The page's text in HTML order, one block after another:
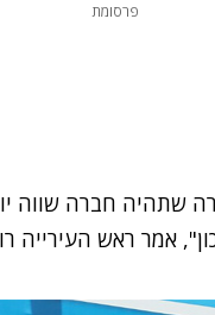
פרסומת
שתהיה חברה שווה
אמר ראש העירייה